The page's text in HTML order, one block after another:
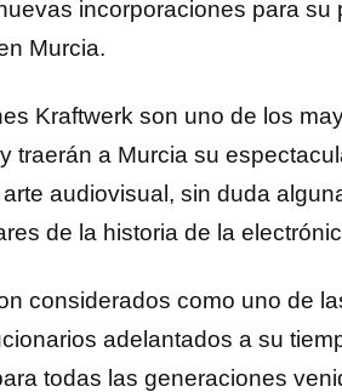
incorporaciones para su
Murcia.
Kraftwerk son uno de los
traerán a Murcia su
audiovisual, sin duda
de la historia de la
considerados como uno de
adelantados a su
todas las generaciones